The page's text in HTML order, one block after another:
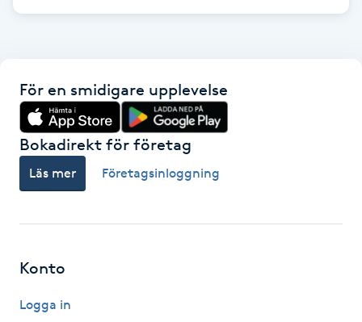
Kärlbehandling
Lashlift Keratin
LED-ljusterapi
LPG-behandling
För en smidigare upplevelse
Bokadirekt för företag
Läs mer Företagsinloggning
Konto
Logga in